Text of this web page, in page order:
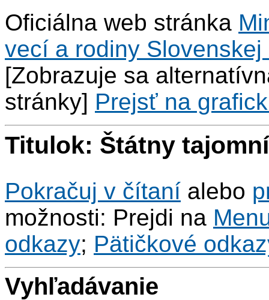
Oficiálna web stránka
vecí a rodiny Slovenskej
[Zobrazuje sa
stránky] Prejsť na
Titulok: Štátny
Pokračuj v čítaní alebo
možnosti: Prejdi na
odkazy; Pätičkové
Vyhľadávanie